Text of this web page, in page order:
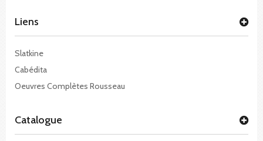
Liens
Slatkine
Cabédita
Oeuvres Complètes Rousseau
Catalogue